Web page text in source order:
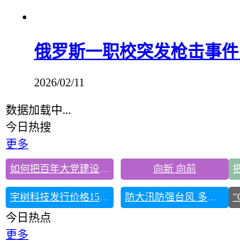
俄罗斯一职校突发枪击事
2026/02/11
数据加载中...
今日热搜
更多
如何把百年大党建设得更加坚强有力 向新 向前
宇树科技发行价格150.80元/股 防大汛防强台风 多省份关键期这样做
今日热点
更多